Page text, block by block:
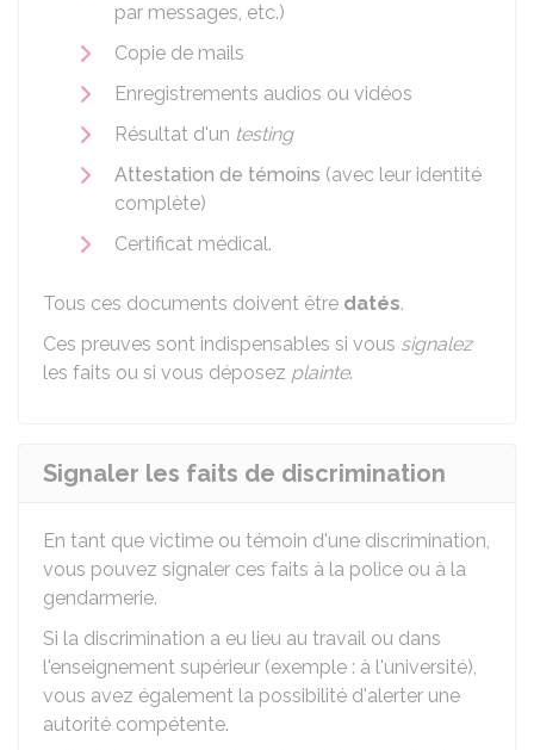
par messages, etc.)
Copie de mails
Enregistrements audios ou vidéos
Résultat d'un testing
Attestation de témoins (avec leur identité
complète)
Certificat médical.
Tous ces documents doivent être datés.
Ces preuves sont indispensables si vous signalez
les faits ou si vous déposez plainte.
Signaler les faits de discrimination
En tant que victime ou témoin d'une discrimination,
vous pouvez signaler ces faits à la police ou à la
gendarmerie.
Si la discrimination a eu lieu au travail ou dans
l'enseignement supérieur (exemple : à l'université),
vous avez également la possibilité d'alerter une
autorité compétente.